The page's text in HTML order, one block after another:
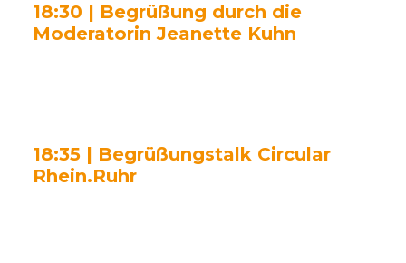
18:30 | Begrüßung durch die
Moderatorin Jeanette Kuhn
18:35 | Begrüßungstalk Circular
Rhein.Ruhr